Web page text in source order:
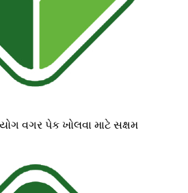
વગર પેક ખોલવા માટે સક્ષમ